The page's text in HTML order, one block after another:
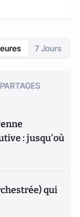
7 Jours
: jusqu'où
qui